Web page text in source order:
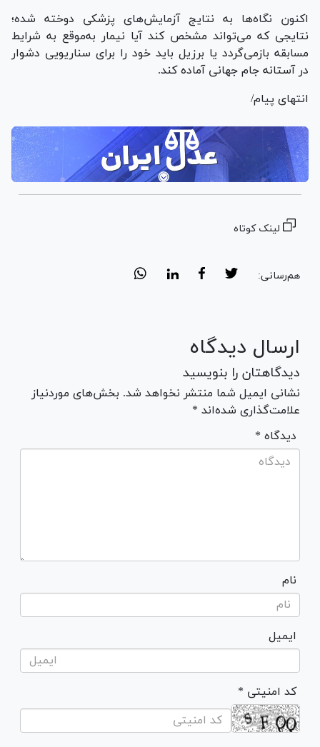
اکنون نگاه‌ها به نتایج آزمایش‌های پزشکی دوخته شده؛
نتایجی که می‌تواند مشخص کند آیا نیمار به‌موقع به شرایط
مسابقه بازمی‌گردد یا برزیل باید خود را برای سناریویی دشوار
در آستانه جام جهانی آماده کند.
انتهای پیام/
لینک کوتاه
هم‌رسانی:
ارسال دیدگاه
دیدگاهتان را بنویسید
نشانی ایمیل شما منتشر نخواهد شد. بخش‌های موردنیاز
علامت‌گذاری شده‌اند *
* دیدگاه
نام
ایمیل
* کد امنیتی